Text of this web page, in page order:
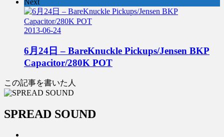
Next
2013-06-24
6月24日 – BareKnuckle Pickups/Jensen BKP
Capacitor/280K POT
この記事を書いた人
SPREAD SOUND